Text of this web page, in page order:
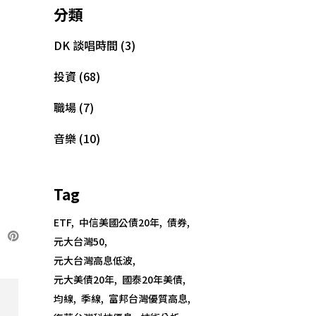
分類
DK 談唱時間 (3)
投資 (68)
職場 (7)
音樂 (10)
Tag
ETF 中信美國公債20年 債券
元大台灣50
元大台灣高息低波
元大美債20年 國泰20年美債
均線 季線 富邦台灣優質高息